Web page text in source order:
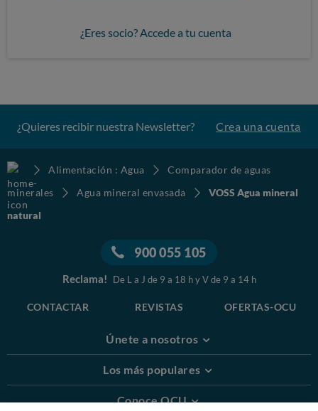
¿Eres socio? Accede a tu cuenta
¿Quieres recibir nuestra Newsletter? Crea una cuenta
Alimentación : Agua
Comparador de aguas
minerales
Agua mineral envasada
VOSS Agua mineral
natural
900 055 105
Reclama! De L a J de 9 a 18 h y V de 9 a 14 h
CONTACTAR REVISTAS OFERTAS-OCU
Únete a nosotros
Los más populares
Conoce OCU